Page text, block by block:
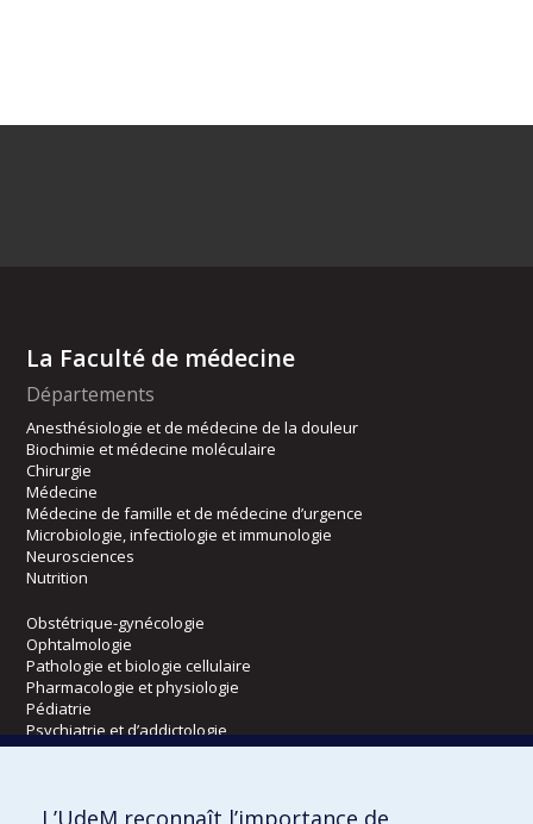
La Faculté de médecine
Départements
Anesthésiologie et de médecine de la douleur
Biochimie et médecine moléculaire
Chirurgie
Médecine
Médecine de famille et de médecine d’urgence
Microbiologie, infectiologie et immunologie
Neurosciences
Nutrition
Obstétrique-gynécologie
Ophtalmologie
Pathologie et biologie cellulaire
Pharmacologie et physiologie
Pédiatrie
Psychiatrie et d’addictologie
Radiologie, radio-oncologie et médecine nucléaire
L’UdeM reconnaît l’importance de